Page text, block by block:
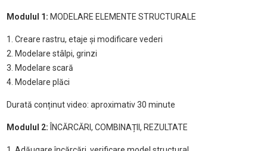
Modulul 1: MODELARE ELEMENTE STRUCTURALE
1. Creare rastru, etaje și modificare vederi
2. Modelare stâlpi, grinzi
3. Modelare scară
4. Modelare plăci
Durată conținut video: aproximativ 30 minute
Modulul 2: ÎNCĂRCĂRI, COMBINAȚII, REZULTATE